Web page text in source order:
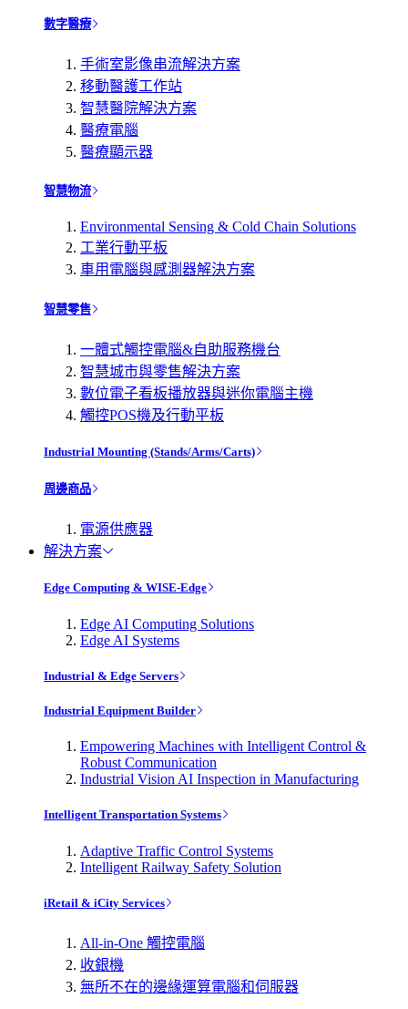
數字醫療
手術室影像串流解決方案
移動醫護工作站
智慧醫院解決方案
醫療電腦
醫療顯示器
智慧物流
Environmental Sensing & Cold Chain Solutions
工業行動平板
車用電腦與感測器解決方案
智慧零售
一體式觸控電腦&自助服務機台
智慧城市與零售解決方案
數位電子看板播放器與迷你電腦主機
觸控POS機及行動平板
Industrial Mounting (Stands/Arms/Carts)
周邊商品
電源供應器
解決方案
Edge Computing & WISE-Edge
Edge AI Computing Solutions
Edge AI Systems
Industrial & Edge Servers
Industrial Equipment Builder
Empowering Machines with Intelligent Control &
Robust Communication
Industrial Vision AI Inspection in Manufacturing
Intelligent Transportation Systems
Adaptive Traffic Control Systems
Intelligent Railway Safety Solution
iRetail & iCity Services
All-in-One 觸控電腦
收銀機
無所不在的邊緣運算電腦和伺服器